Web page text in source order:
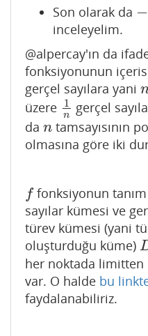
Son olarak da −
−
inceleyelim.
@alpercay'ın da
fonksiyonunun
gerçel sayılara yani n
üzere
1
n
1n gerçel
da n
ntamsayısının
olmasına göre iki
f
f fonksiyonun
sayılar kümesi ve
türev kümesi (yani
oluşturduğu küme) D
her noktada limitten
var. O halde bu
faydalanabiliriz.